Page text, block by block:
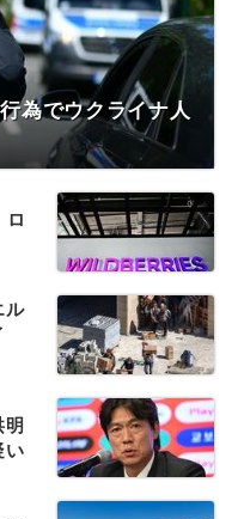
為でウクライナ人
ロ
ル
明
い